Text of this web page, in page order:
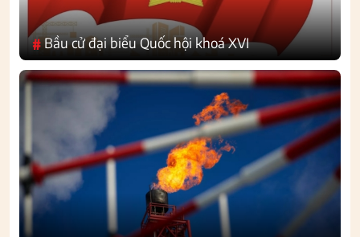
#Bầu cử đại biểu Quốc hội khoá XVI